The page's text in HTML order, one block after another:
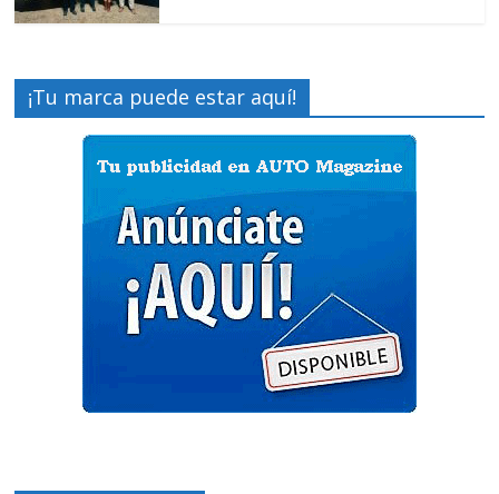
¡Tu marca puede estar aquí!